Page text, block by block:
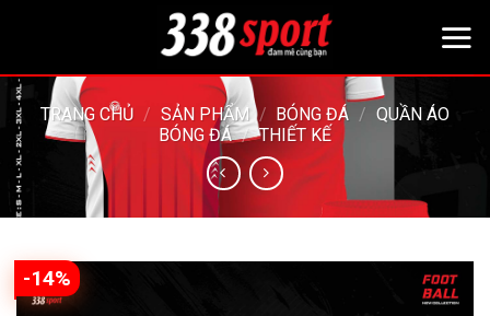
dung
TRANG CHỦ / SẢN PHẨM / BÓNG ĐÁ / QUẦN ÁO
BÓNG ĐÁ / THIẾT KẾ
-14%